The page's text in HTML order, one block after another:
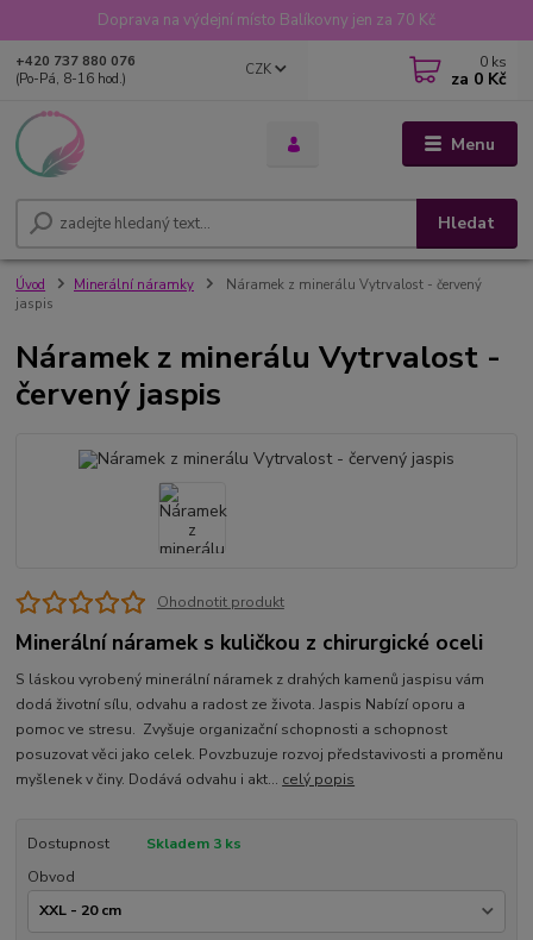
Doprava na výdejní místo Balíkovny jen za 70 Kč
Menu
CZK
Hledat
+420 737 880 076
(Po-Pá, 8-16 hod.)
0 ks
za 0 Kč
Úvod Minerální náramky
Náramek z minerálu Vytrvalost - červený
jaspis
Náramek z minerálu Vytrvalost -
červený jaspis
Ohodnotit produkt
Minerální náramek s kuličkou z chirurgické oceli
S láskou vyrobený minerální náramek z drahých kamenů jaspisu vám
dodá životní sílu, odvahu a radost ze života. Jaspis Nabízí oporu a
pomoc ve stresu. Zvyšuje organizační schopnosti a schopnost
posuzovat věci jako celek. Povzbuzuje rozvoj představivosti a proměnu
myšlenek v činy. Dodává odvahu i akt... celý popis
Dostupnost
Skladem 3 ks
Obvod